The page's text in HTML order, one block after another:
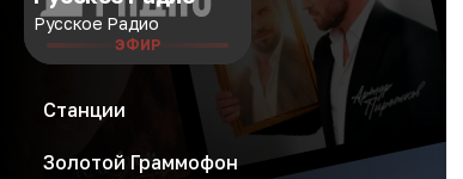
Русское Радио
ЭФИР
Станции
Золотой Граммофон